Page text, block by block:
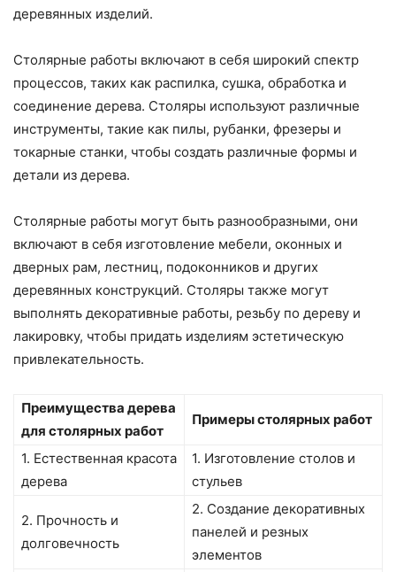
деревянных изделий.
Столярные работы включают в себя широкий спектр
процессов, таких как распилка, сушка, обработка и
соединение дерева. Столяры используют различные
инструменты, такие как пилы, рубанки, фрезеры и
токарные станки, чтобы создать различные формы и
детали из дерева.
Столярные работы могут быть разнообразными, они
включают в себя изготовление мебели, оконных и
дверных рам, лестниц, подоконников и других
деревянных конструкций. Столяры также могут
выполнять декоративные работы, резьбу по дереву и
лакировку, чтобы придать изделиям эстетическую
привлекательность.
Преимущества дерева
для столярных работ
Примеры столярных работ
1. Естественная красота
дерева
1. Изготовление столов и
стульев
2. Прочность и
долговечность
2. Создание декоративных
панелей и резных
элементов